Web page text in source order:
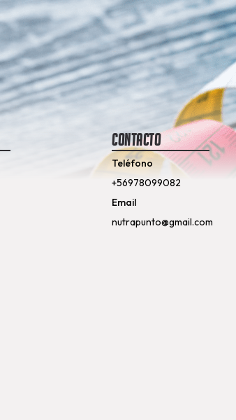
Contacto
Teléfono
+56978099082
Email
nutrapunto@gmail.com